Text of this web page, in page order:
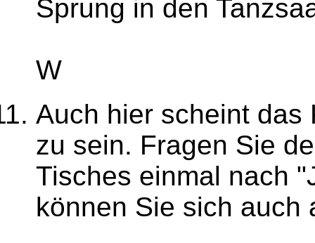
Sprung in den
W
Auch hier scheint das
zu sein. Fragen Sie
Tisches einmal nach
können Sie sich auch